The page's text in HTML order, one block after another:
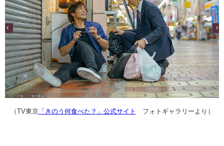
（TV東京「きのう何食べた？」公式サイト フォトギャラリーより）